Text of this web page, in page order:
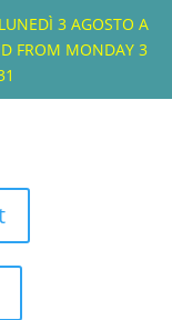
3 AGOSTO A
FROM MONDAY 3